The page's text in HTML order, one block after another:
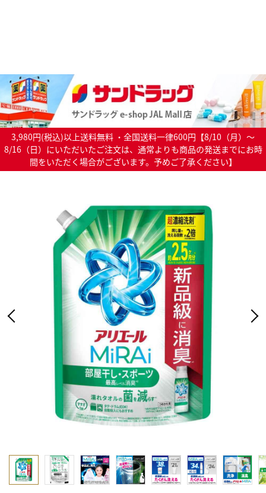
3,980円(税込)以上送料無料 ・全国送料一律600円【8/10（月）～
8/16（日）にいただいたご注文は、通常よりも商品の発送までにお時
間をいただく場合がございます。予めご了承ください】